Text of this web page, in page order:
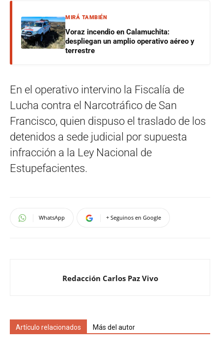
MIRÁ TAMBIÉN
Voraz incendio en Calamuchita:
despliegan un amplio operativo aéreo y
terrestre
En el operativo intervino la Fiscalía de
Lucha contra el Narcotráfico de San
Francisco, quien dispuso el traslado de los
detenidos a sede judicial por supuesta
infracción a la Ley Nacional de
Estupefacientes.
WhatsApp + Seguinos en Google
Redacción Carlos Paz Vivo
Artículo relacionados Más del autor